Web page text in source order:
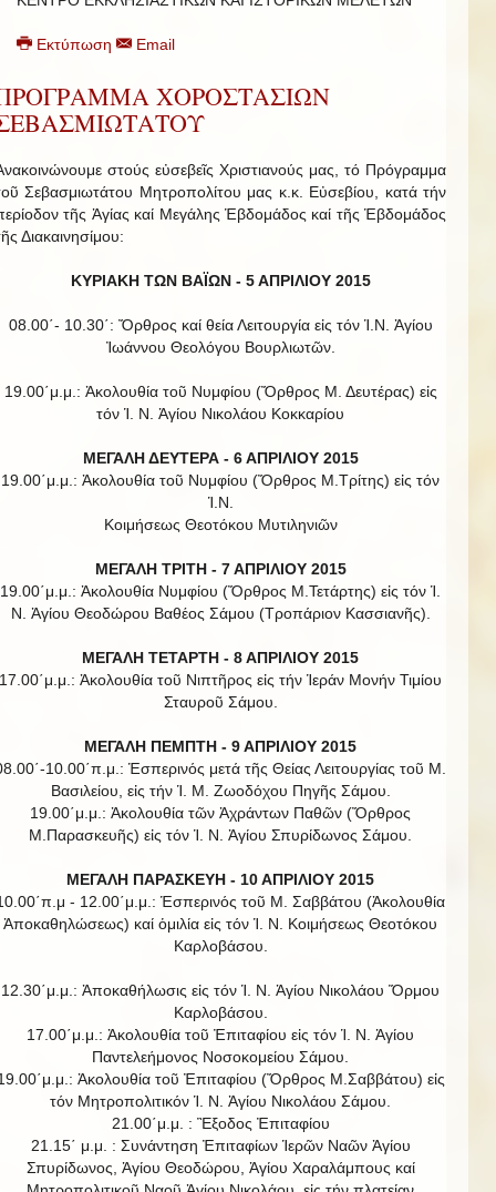
Εκτύπωση Email
ΧΟΡΟΣΤΑΣΙΩΝ
στούς εὐσεβεῖς Χριστιανούς μας, τό Πρόγραμμα
Σεβασμιωτάτου Μητροπολίτου μας κ.κ. Εὐσεβίου, κατά τήν
τῆς Ἁγίας καί Μεγάλης Ἑβδομάδος καί τῆς Ἑβδομάδος
Διακαινησίμου:
ΚΥΡΙΑΚΗ ΤΩΝ ΒΑΪΩΝ - 5 ΑΠΡΙΛΙΟΥ 2015
08.00΄- 10.30΄: Ὄρθρος καί θεία Λειτουργία εἰς τόν Ἱ.Ν. Ἁγίου
Ἰωάννου Θεολόγου Βουρλιωτῶν.
19.00΄μ.μ.: Ἀκολουθία τοῦ Νυμφίου (Ὄρθρος Μ. Δευτέρας) εἰς
τόν Ἱ. Ν. Ἁγίου Νικολάου Κοκκαρίου
ΜΕΓΑΛΗ ΔΕΥΤΕΡΑ - 6 ΑΠΡΙΛΙΟΥ 2015
19.00΄μ.μ.: Ἀκολουθία τοῦ Νυμφίου (Ὄρθρος Μ.Τρίτης) εἰς τόν
Ἱ.Ν.
Κοιμήσεως Θεοτόκου Μυτιληνιῶν
ΜΕΓΑΛΗ ΤΡΙΤΗ - 7 ΑΠΡΙΛΙΟΥ 2015
19.00΄μ.μ.: Ἀκολουθία Νυμφίου (Ὄρθρος Μ.Τετάρτης) εἰς τόν Ἱ.
Ν. Ἁγίου Θεοδώρου Βαθέος Σάμου (Τροπάριον Κασσιανῆς).
ΜΕΓΑΛΗ ΤΕΤΑΡΤΗ - 8 ΑΠΡΙΛΙΟΥ 2015
17.00΄μ.μ.: Ἀκολουθία τοῦ Νιπτῆρος εἰς τήν Ἱεράν Μονήν Τιμίου
Σταυροῦ Σάμου.
ΜΕΓΑΛΗ ΠΕΜΠΤΗ - 9 ΑΠΡΙΛΙΟΥ 2015
10.00΄π.μ.: Ἑσπερινός μετά τῆς Θείας Λειτουργίας τοῦ Μ.
Βασιλείου, εἰς τήν Ἱ. Μ. Ζωοδόχου Πηγῆς Σάμου.
19.00΄μ.μ.: Ἀκολουθία τῶν Ἀχράντων Παθῶν (Ὄρθρος
Μ.Παρασκευῆς) εἰς τόν Ἱ. Ν. Ἁγίου Σπυρίδωνος Σάμου.
ΜΕΓΑΛΗ ΠΑΡΑΣΚΕΥΗ - 10 ΑΠΡΙΛΙΟΥ 2015
- 12.00΄μ.μ.: Ἑσπερινός τοῦ Μ. Σαββάτου (Ἀκολουθία
Ἀποκαθηλώσεως) καί ὁμιλία εἰς τόν Ἱ. Ν. Κοιμήσεως Θεοτόκου
Καρλοβάσου.
12.30΄μ.μ.: Ἀποκαθήλωσις εἰς τόν Ἱ. Ν. Ἁγίου Νικολάου Ὅρμου
Καρλοβάσου.
17.00΄μ.μ.: Ἀκολουθία τοῦ Ἐπιταφίου εἰς τόν Ἱ. Ν. Ἁγίου
Παντελεήμονος Νοσοκομείου Σάμου.
Ἀκολουθία τοῦ Ἐπιταφίου (Ὄρθρος Μ.Σαββάτου) εἰς
τόν Μητροπολιτικόν Ἱ. Ν. Ἁγίου Νικολάου Σάμου.
21.00΄μ.μ. : Ἒξοδος Ἐπιταφίου
21.15΄ μ.μ. : Συνάντηση Ἐπιταφίων Ἱερῶν Ναῶν Ἀγίου
Σπυρίδωνος, Ἁγίου Θεοδώρου, Ἁγίου Χαραλάμπους καί